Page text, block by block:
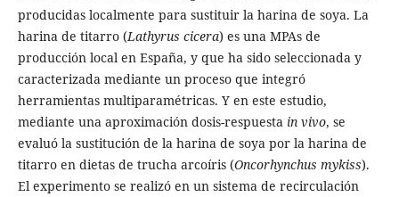
producidas localmente para sustituir la harina de soya. La
harina de titarro (Lathyrus cicera) es una MPAs de
producción local en España, y que ha sido seleccionada y
caracterizada mediante un proceso que integró
herramientas multiparamétricas. Y en este estudio,
mediante una aproximación dosis-respuestain vivo, se
evaluó la sustitución de la harina de soya por la harina de
titarro en dietas de trucha arcoíris (Oncorhynchus mykiss).
El experimento se realizó en un sistema de recirculación